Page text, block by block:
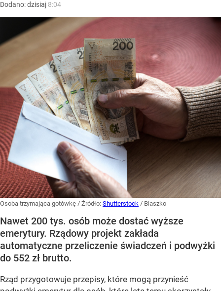
Dodano:dzisiaj 8:04
Osoba trzymająca gotówkę / Źródło: Shutterstock / Blaszko
Nawet 200 tys. osób może dostać wyższe
emerytury. Rządowy projekt zakłada
automatyczne przeliczenie świadczeń i podwyżki
do 552 zł brutto.
Rząd przygotowuje przepisy, które mogą przynieść